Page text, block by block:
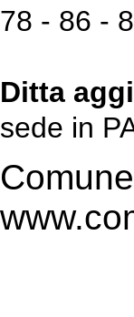
78 - 86 -
Ditta
sede in